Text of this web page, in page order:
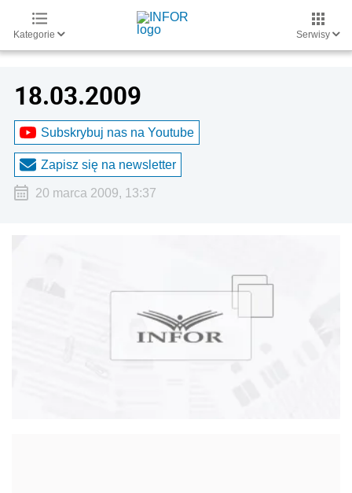
Kategorie Serwisy
18.03.2009
Subskrybuj nas na Youtube
Zapisz się na newsletter
20 marca 2009, 13:37